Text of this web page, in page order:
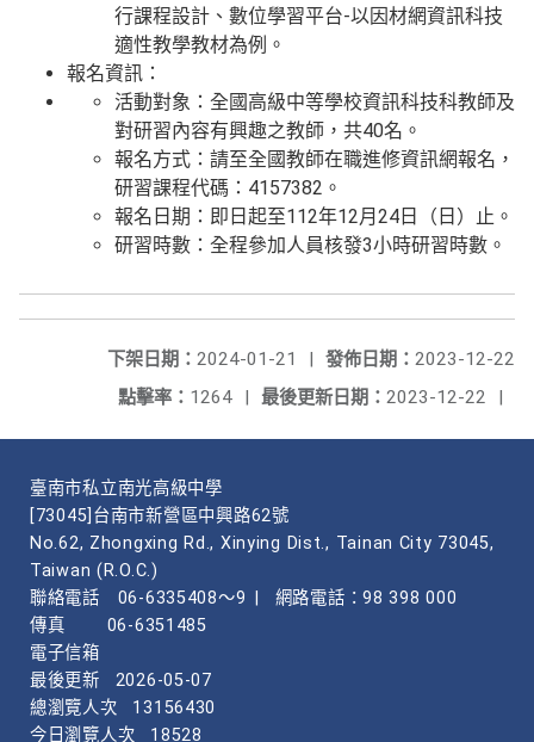
行課程設計、數位學習平台-以因材網資訊科技
適性教學教材為例。
報名資訊：
活動對象：全國高級中等學校資訊科技科教師及
對研習內容有興趣之教師，共40名。
報名方式：請至全國教師在職進修資訊網報名，
研習課程代碼：4157382。
報名日期：即日起至112年12月24日（日）止。
研習時數：全程參加人員核發3小時研習時數。
發佈日期： 2023-12-22
下架日期： 2024-01-21
|
最後更新日期： 2023-12-22 |
點擊率： 1264 |
臺南市私立南光高級中學
[73045]台南市新營區中興路62號
No.62, Zhongxing Rd., Xinying Dist., Tainan City 73045,
Taiwan (R.O.C.)
聯絡電話
06-6335408～9
網路電話：98 398 000
傳真
06-6351485
電子信箱
最後更新
2026-05-07
總瀏覽人次
13156430
今日瀏覽人次
18528